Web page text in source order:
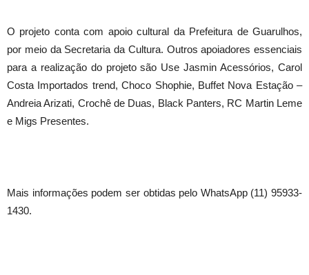
O projeto conta com apoio cultural da Prefeitura de Guarulhos,
por meio da Secretaria da Cultura. Outros apoiadores essenciais
para a realização do projeto são Use Jasmin Acessórios, Carol
Costa Importados trend, Choco Shophie, Buffet Nova Estação –
Andreia Arizati, Crochê de Duas, Black Panters, RC Martin Leme
e Migs Presentes.
Mais informações podem ser obtidas pelo WhatsApp (11) 95933-
1430.